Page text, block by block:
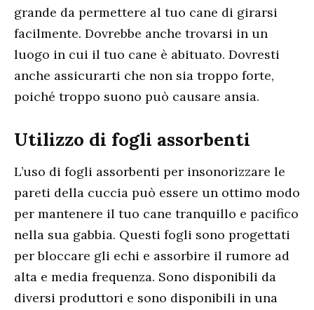
grande da permettere al tuo cane di girarsi
facilmente. Dovrebbe anche trovarsi in un
luogo in cui il tuo cane è abituato. Dovresti
anche assicurarti che non sia troppo forte,
poiché troppo suono può causare ansia.
Utilizzo di fogli assorbenti
L’uso di fogli assorbenti per insonorizzare le
pareti della cuccia può essere un ottimo modo
per mantenere il tuo cane tranquillo e pacifico
nella sua gabbia. Questi fogli sono progettati
per bloccare gli echi e assorbire il rumore ad
alta e media frequenza. Sono disponibili da
diversi produttori e sono disponibili in una